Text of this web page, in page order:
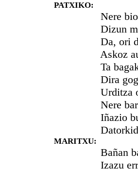
PATXIKO:
Nere
Dizun
Da, ori
Askoz
Ta bagak
Dira
Urditza
Nere
Iñazio
MARITXU:
Bañan
Izazu